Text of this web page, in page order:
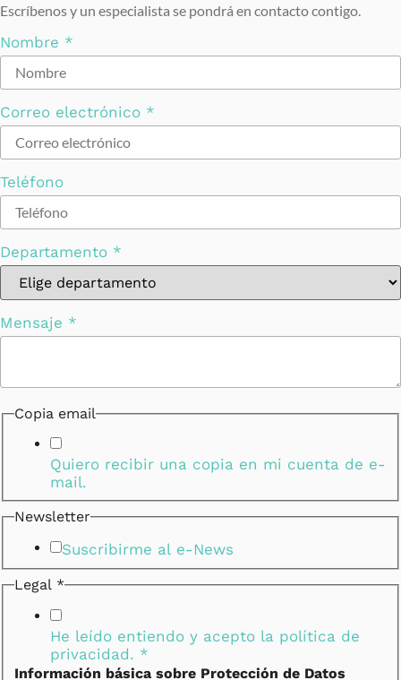
Escríbenos y un especialista se pondrá en contacto contigo.
Nombre *
Correo electrónico *
Teléfono
Departamento *
Mensaje *
Copia email
Quiero recibir una copia en mi cuenta de e-
mail.
Newsletter
Suscribirme al e-News
Legal *
He leído entiendo y acepto la política de
privacidad. *
Información básica sobre Protección de Datos